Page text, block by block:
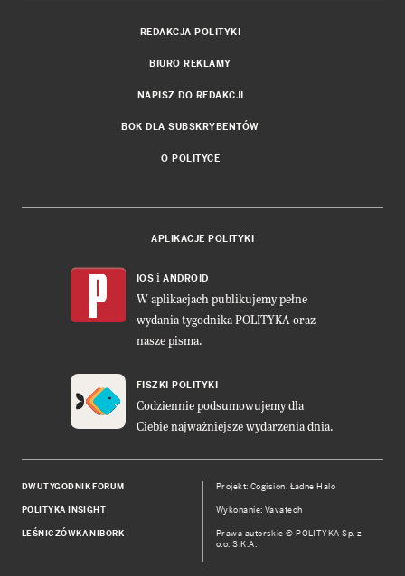
REDAKCJA POLITYKI
BIURO REKLAMY
NAPISZ DO REDAKCJI
BOK DLA SUBSKRYBENTÓW
O POLITYCE
APLIKACJE POLITYKI
IOS i ANDROID
W aplikacjach publikujemy pełne
wydania tygodnika POLITYKA oraz
nasze pisma.
FISZKI POLITYKI
Codziennie podsumowujemy dla
Ciebie najważniejsze wydarzenia dnia.
DWUTYGODNIK FORUM
POLITYKA INSIGHT
LEŚNICZÓWKA NIBORK
Projekt:Cogision, Ładne Halo
Wykonanie: Vavatech
Prawa autorskie © POLITYKA Sp. z
o.o. S.K.A.